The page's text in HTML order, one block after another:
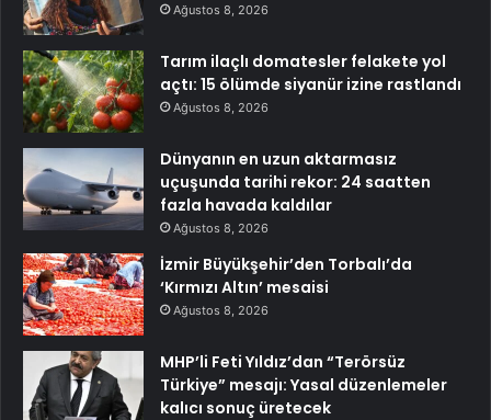
Ağustos 8, 2026
Tarım ilaçlı domatesler felakete yol
açtı: 15 ölümde siyanür izine rastlandı
Ağustos 8, 2026
Dünyanın en uzun aktarmasız
uçuşunda tarihi rekor: 24 saatten
fazla havada kaldılar
Ağustos 8, 2026
İzmir Büyükşehir’den Torbalı’da
‘Kırmızı Altın’ mesaisi
Ağustos 8, 2026
MHP’li Feti Yıldız’dan “Terörsüz
Türkiye” mesajı: Yasal düzenlemeler
kalıcı sonuç üretecek